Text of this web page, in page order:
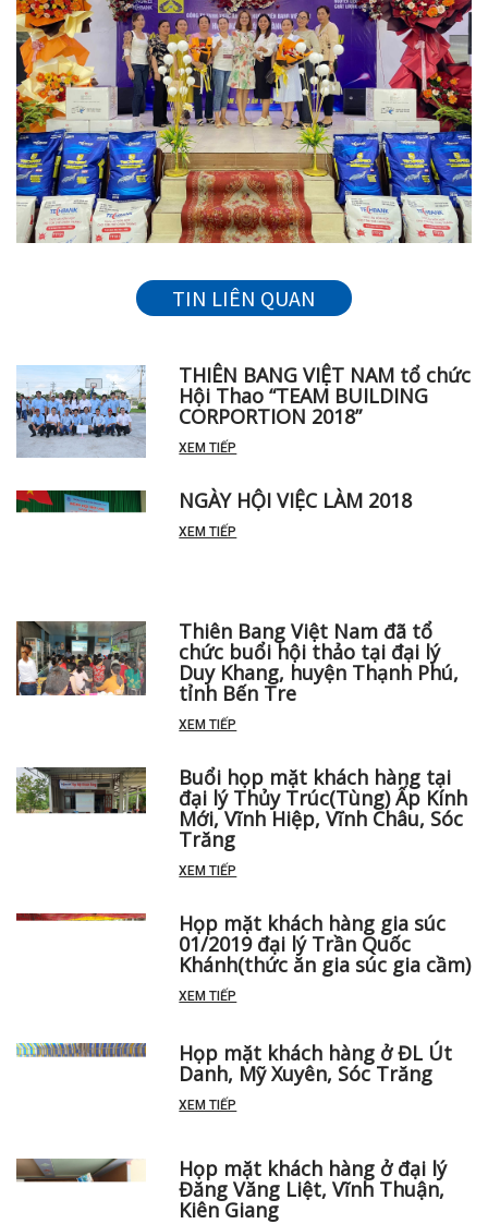
TIN LIÊN QUAN
THIÊN BANG VIỆT NAM tổ chức
Hội Thao “TEAM BUILDING
CORPORTION 2018”
XEM TIẾP
NGÀY HỘI VIỆC LÀM 2018
XEM TIẾP
Thiên Bang Việt Nam đã tổ
chức buổi hội thảo tại đại lý
Duy Khang, huyện Thạnh Phú,
tỉnh Bến Tre
XEM TIẾP
Buổi họp mặt khách hàng tại
đại lý Thủy Trúc(Tùng) Ấp Kính
Mới, Vĩnh Hiệp, Vĩnh Châu, Sóc
Trăng
XEM TIẾP
Họp mặt khách hàng gia súc
01/2019 đại lý Trần Quốc
Khánh(thức ăn gia súc gia cầm)
XEM TIẾP
Họp mặt khách hàng ở ĐL Út
Danh, Mỹ Xuyên, Sóc Trăng
XEM TIẾP
Họp mặt khách hàng ở đại lý
Đăng Văng Liệt, Vĩnh Thuận,
Kiên Giang